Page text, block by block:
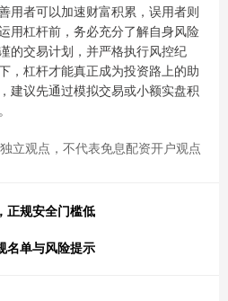
用者可以加速财富积累，误用者则
用杠杆前，务必充分了解自身风险
的交易计划，并严格执行风控纪
，杠杆才能真正成为投资路上的助
建议先通过模拟交易或小额实盘积
立观点，不代表免息配资开户观点
正规安全门槛低
名单与风险提示